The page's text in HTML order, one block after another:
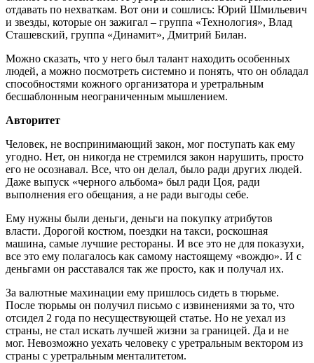
отдавать по нехваткам. Вот они и сошлись: Юрий Шмильевич
и звезды, которые он зажигал – группа «Технология», Влад
Сташевский, группа «Динамит», Дмитрий Билан.
Можно сказать, что у него был талант находить особенных
людей, а можно посмотреть системно и понять, что он обладал
способностями кожного организатора и уретральным
бесшаблонным неограниченным мышлением.
Авторитет
Человек, не воспринимающий закон, мог поступать как ему
угодно. Нет, он никогда не стремился закон нарушить, просто
его не осознавал. Все, что он делал, было ради других людей.
Даже выпуск «черного альбома» был ради Цоя, ради
выполнения его обещания, а не ради выгоды себе.
Ему нужны были деньги, деньги на покупку атрибутов
власти. Дорогой костюм, поездки на такси, роскошная
машина, самые лучшие рестораны. И все это не для показухи,
все это ему полагалось как самому настоящему «вождю». И с
деньгами он расставался так же просто, как и получал их.
За валютные махинации ему пришлось сидеть в тюрьме.
После тюрьмы он получил письмо с извинениями за то, что
отсидел 2 года по несуществующей статье. Но не уехал из
страны, не стал искать лучшей жизни за границей. Да и не
мог. Невозможно уехать человеку с уретральным вектором из
страны с уретральным менталитетом.